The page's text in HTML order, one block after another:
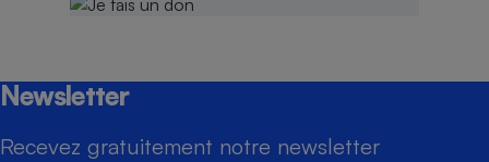
Newsletter
Recevez gratuitement notre newsletter